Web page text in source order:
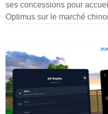
ses concessions pour
Optimus sur le marché